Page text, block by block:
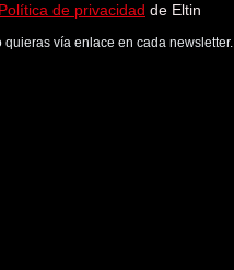
Política de privacidad de Eltin
quieras vía enlace en cada newsletter.